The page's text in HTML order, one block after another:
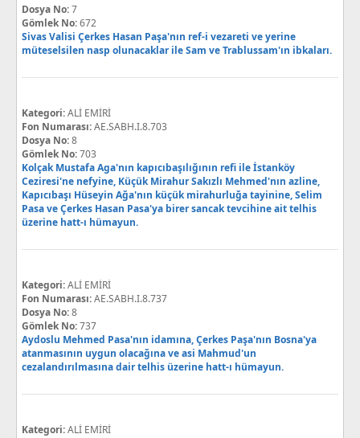
Dosya No:7
Gömlek No:672
Sivas Valisi Çerkes Hasan Paşa'nın ref-i vezareti ve yerine
müteselsilen nasp olunacaklar ile Sam ve Trablussam'ın ibkaları.
Kategori:ALİ EMİRİ
Fon Numarası:AE.SABH.I.8.703
Dosya No:8
Gömlek No:703
Kolçak Mustafa Aga'nın kapıcıbaşılığının refi ile İstanköy
Ceziresi'ne nefyine, Küçük Mirahur Sakızlı Mehmed'nın azline,
Kapıcıbaşı Hüseyin Ağa'nın küçük mirahurluğa tayinine, Selim
Pasa ve Çerkes Hasan Pasa'ya birer sancak tevcihine ait telhis
üzerine hatt-ı hümayun.
Kategori:ALİ EMİRİ
Fon Numarası:AE.SABH.I.8.737
Dosya No:8
Gömlek No:737
Aydoslu Mehmed Pasa'nın idamına, Çerkes Paşa'nın Bosna'ya
atanmasının uygun olacağına ve asi Mahmud'un
cezalandırılmasına dair telhis üzerine hatt-ı hümayun.
Kategori:ALİ EMİRİ